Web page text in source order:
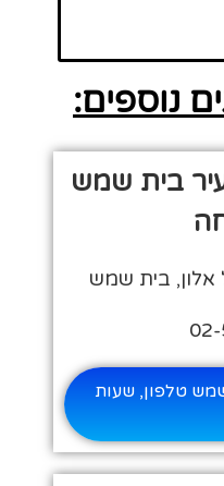
נוספים:
בית שמש
אלון, בית שמש
שמש טלפון, שעות